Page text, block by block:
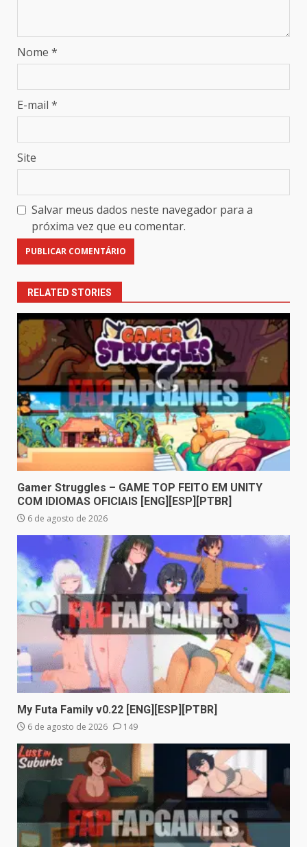
Nome *
E-mail *
Site
Salvar meus dados neste navegador para a
próxima vez que eu comentar.
RELATED STORIES
Gamer Struggles – GAME TOP FEITO EM UNITY
COM IDIOMAS OFICIAIS [ENG][ESP][PTBR]
6 de agosto de 2026
My Futa Family v0.22 [ENG][ESP][PTBR]
6 de agosto de 2026 149